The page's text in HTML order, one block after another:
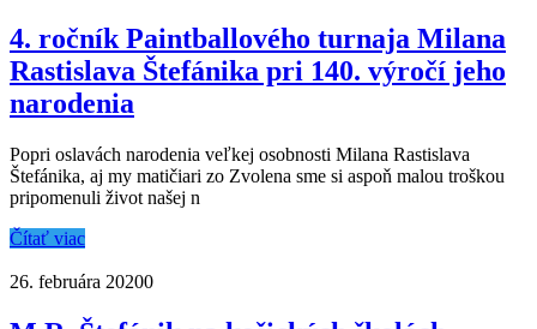
4. ročník Paintballového turnaja Milana
Rastislava Štefánika pri 140. výročí jeho
narodenia
Popri oslavách narodenia veľkej osobnosti Milana Rastislava
Štefánika, aj my matičiari zo Zvolena sme si aspoň malou troškou
pripomenuli život našej n
Čítať viac
26. februára 20200